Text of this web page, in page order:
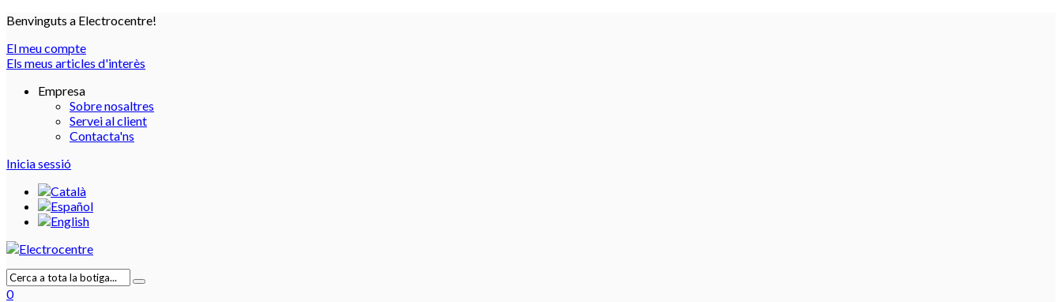
Benvinguts a Electrocentre!
El meu compte
Els meus articles d'interès
Empresa
Sobre nosaltres
Servei al client
Contacta'ns
Inicia sessió
0